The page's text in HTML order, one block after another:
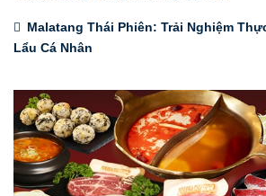
Malatang Thái Phiên: Trải Nghiệm
Lẩu Cá Nhân